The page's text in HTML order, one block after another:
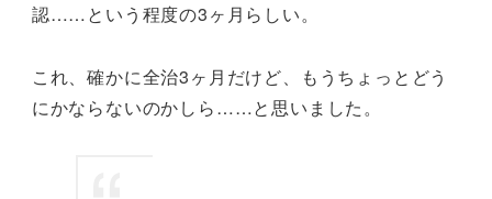
認……という程度の3ヶ月らしい。
これ、確かに全治3ヶ月だけど、もうちょっとどう
にかならないのかしら……と思いました。